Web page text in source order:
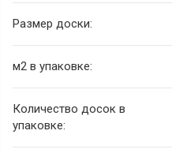
Размер доски:
м2 в упаковке:
Количество досок в
упаковке: